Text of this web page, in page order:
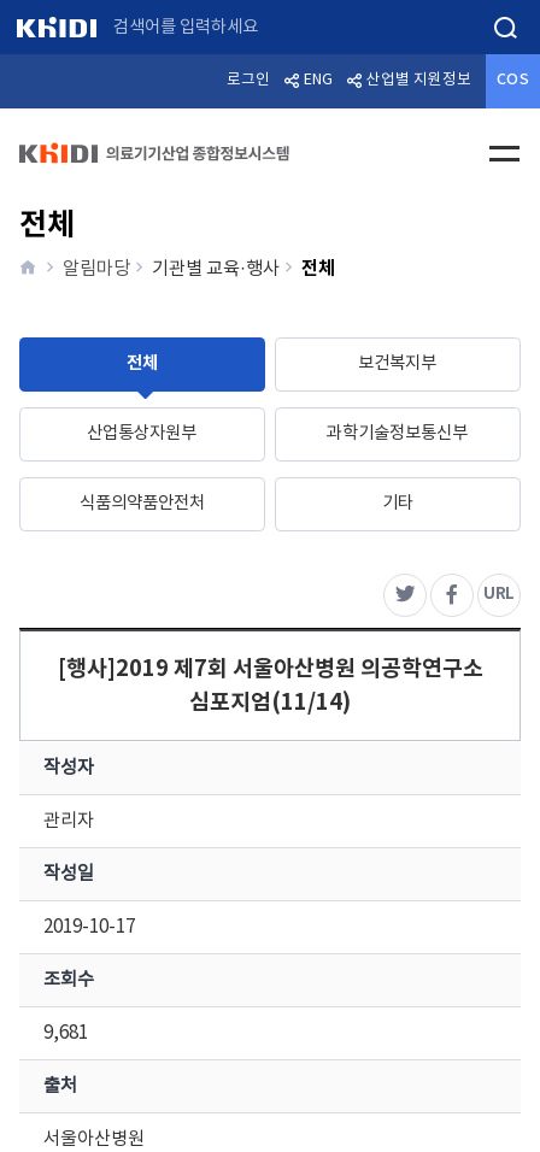
로그인 ENG 산업별 지원정보 COS
전체메
전체
home알림마당 기관별 교육·행사 전체
전체 보건복지부
산업통상자원부 과학기술정보통신부
식품의약품안전처 기타
트위터페이스북
URL주
[행사]2019 제7회 서울아산병원 의공학연구소
심포지엄(11/14)
작성자
관리자
작성일
2019-10-17
조회수
9,681
출처
서울아산병원